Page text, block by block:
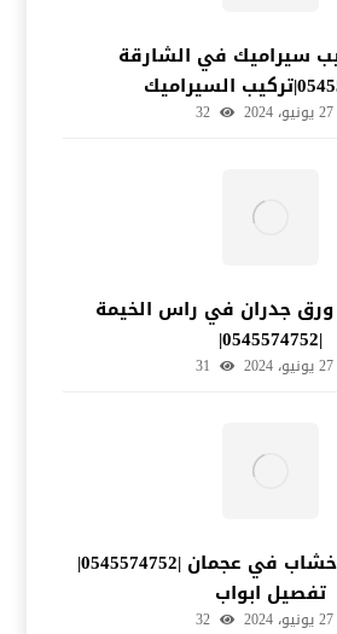
سيراميك في الشارقة
27 يونيو، 2024 32
جدران في راس الخيمة
|0545574752|
27 يونيو، 2024 31
تركيب ابواب واخشاب في عجمان |0545574752|
تفصيل ابواب
27 يونيو، 2024 32